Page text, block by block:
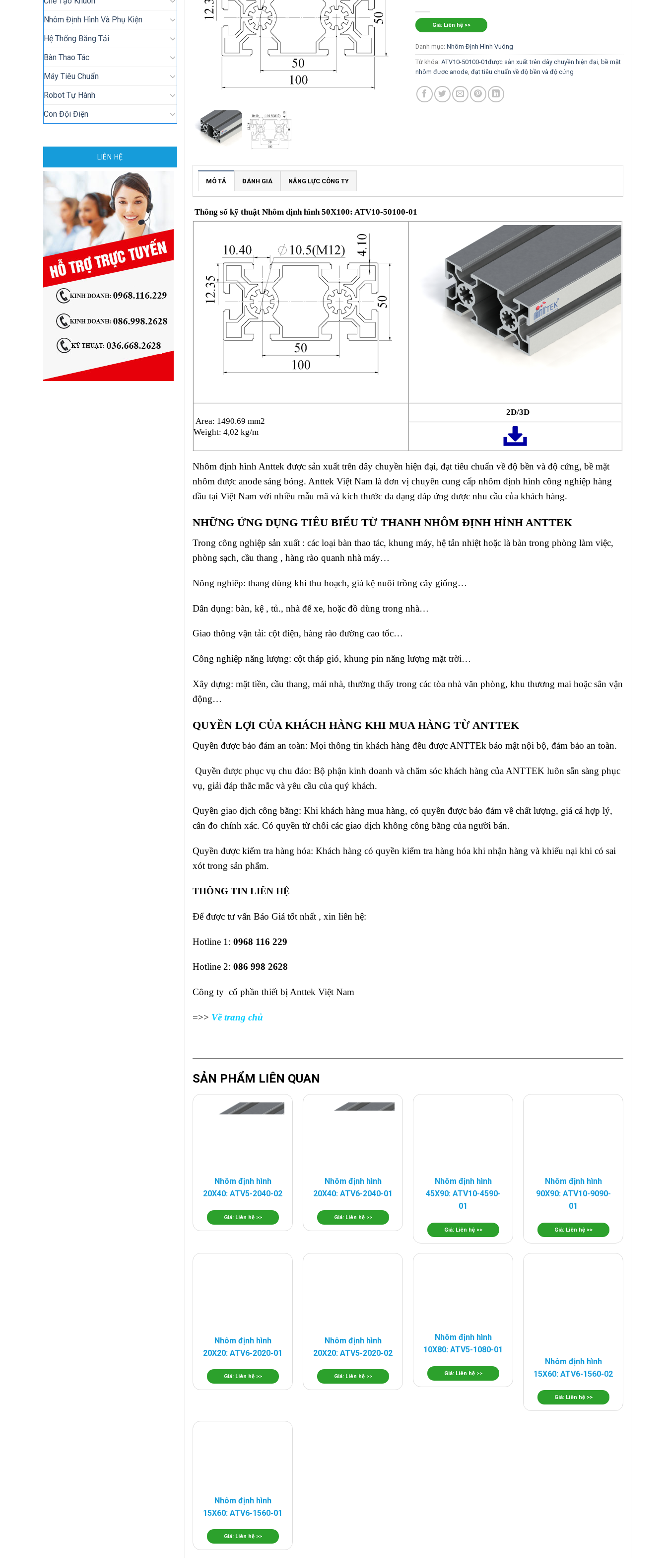
Nhôm Định Hình Và Phụ Kiện
Hệ Thống Băng Tải
Bàn Thao Tác
Máy Tiêu Chuẩn
Robot Tự Hành
Con Đội Điện
LIÊN HỆ
Giá: Liên hệ >>
Danh mục: Nhôm Định Hình Vuông
Từ khóa: ATV10-50100-01được sản xuất trên dây chuyền hiện đại bề mặt
nhôm được anode đạt tiêu chuẩn về độ bền và độ cứng
MÔ TẢ ĐÁNH GIÁ NĂNG LỰC CÔNG TY
Thông số kỹ thuật Nhôm định hình 50X100: ATV10-50100-01
Area: 1490.69 mm2
Weight: 4,02 kg/m
2D/3D
Nhôm định hình Anttek được sản xuất trên dây chuyền hiện đại, đạt tiêu chuẩn về độ bền và độ cứng, bề mặt
nhôm được anode sáng bóng. Anttek Việt Nam là đơn vị chuyên cung cấp nhôm định hình công nghiệp hàng
đầu tại Việt Nam với nhiều mẫu mã và kích thước đa dạng đáp ứng được nhu cầu của khách hàng.
NHỮNG ỨNG DỤNG TIÊU BIỂU TỪ THANH NHÔM ĐỊNH HÌNH ANTTEK
Trong công nghiệp sản xuất : các loại bàn thao tác, khung máy, hệ tản nhiệt hoặc là bàn trong phòng làm việc,
phòng sạch, cầu thang , hàng rào quanh nhà máy…
Nông nghiêp: thang dùng khi thu hoạch, giá kệ nuôi trồng cây giống…
Dân dụng: bàn, kệ , tủ., nhà để xe, hoặc đồ dùng trong nhà…
Giao thông vận tải: cột điện, hàng rào đường cao tốc…
Công nghiệp năng lượng: cột tháp gió, khung pin năng lượng mặt trời…
Xây dựng: mặt tiền, cầu thang, mái nhà, thường thấy trong các tòa nhà văn phòng, khu thương mai hoặc sân vận
động…
QUYỀN LỢI CỦA KHÁCH HÀNG KHI MUA HÀNG TỪ ANTTEK
Quyền được bảo đảm an toàn: Mọi thông tin khách hàng đều được ANTTEk bảo mật nội bộ, đảm bảo an toàn.
Quyền được phục vụ chu đáo: Bộ phận kinh doanh và chăm sóc khách hàng của ANTTEK luôn sẵn sàng phục
vụ, giải đáp thắc mắc và yêu cầu của quý khách.
Quyền giao dịch công bằng: Khi khách hàng mua hàng, có quyền được bảo đảm về chất lượng, giá cả hợp lý,
cân đo chính xác. Có quyền từ chối các giao dịch không công bằng của người bán.
Quyền được kiểm tra hàng hóa: Khách hàng có quyền kiểm tra hàng hóa khi nhận hàng và khiếu nại khi có sai
xót trong sản phẩm.
THÔNG TIN LIÊN HỆ
Để được tư vấn Báo Giá tốt nhất , xin liên hệ:
Hotline 1: 0968 116 229
Hotline 2: 086 998 2628
Công ty cổ phần thiết bị Anttek Việt Nam
=>> Về trang chủ
SẢN PHẨM LIÊN QUAN
Nhôm định hình
20X40: ATV5-2040-02
Giá: Liên hệ >>
Nhôm định hình
20X40: ATV6-2040-01
Giá: Liên hệ >>
Nhôm định hình
45X90: ATV10-4590-
01
Giá: Liên hệ >>
Nhôm định hình
90X90: ATV10-9090-
01
Giá: Liên hệ >>
Nhôm định hình
20X20: ATV6-2020-01
Giá: Liên hệ >>
Nhôm định hình
20X20: ATV5-2020-02
Giá: Liên hệ >>
Nhôm định hình
10X80: ATV5-1080-01
Giá: Liên hệ >>
Nhôm định hình
15X60: ATV6-1560-02
Giá: Liên hệ >>
Nhôm định hình
15X60: ATV6-1560-01
Giá: Liên hệ >>